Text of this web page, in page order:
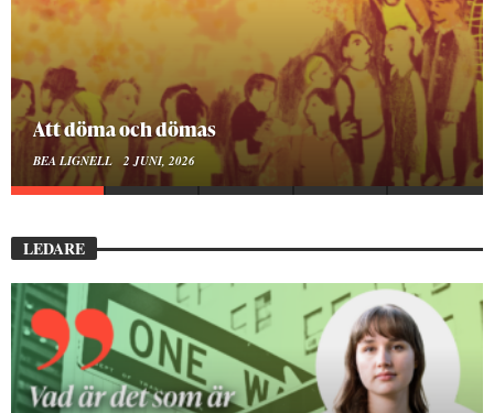
Mellan ånger och ältande
BEA LIGNELL 23 MARS, 2026
LEDARE